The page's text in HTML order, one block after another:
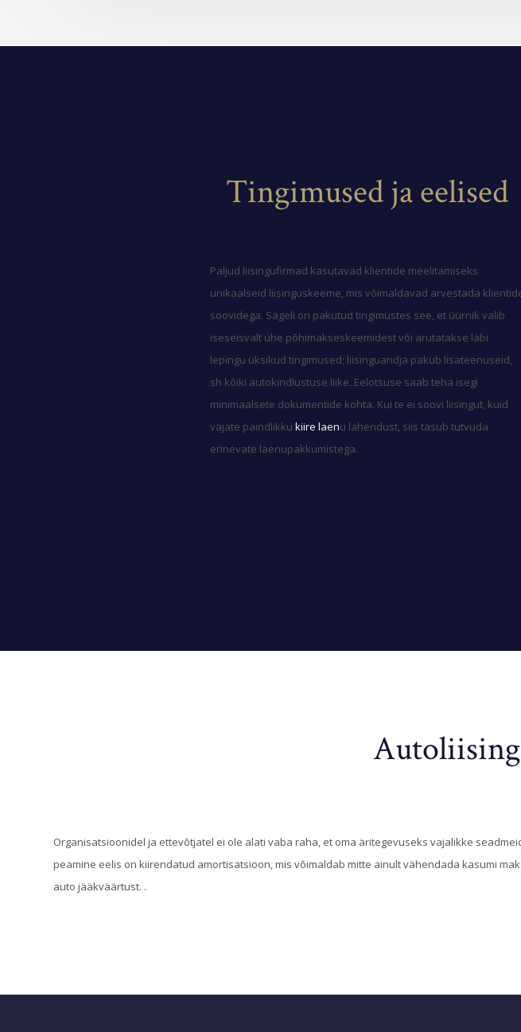
Tingimused ja eelised
Paljud liisingufirmad kasutavad klientide meelitamiseks
unikaalseid liisinguskeeme, mis võimaldavad arvestada
soovidega. Sageli on pakutud tingimustes see, et üürnik valib
iseseisvalt ühe põhimakseskeemidest või arutatakse läbi
lepingu üksikud tingimused; liisinguandja pakub lisateenuseid,
sh kõiki autokindlustuse liike. Eelotsuse saab teha isegi
minimaalsete dokumentide kohta. Kui te ei soovi liisingut, kuid
vajate paindlikku kiire laenu lahendust, siis tasub tutvuda
erinevate laenupakkumistega.
Organisatsioonidel ja ettevõtjatel ei ole alati vaba raha, et oma äritegevuseks vajalikke
peamine eelis on kiirendatud amortisatsioon, mis võimaldab mitte ainult vähendada kasumi
auto jääkväärtust. .